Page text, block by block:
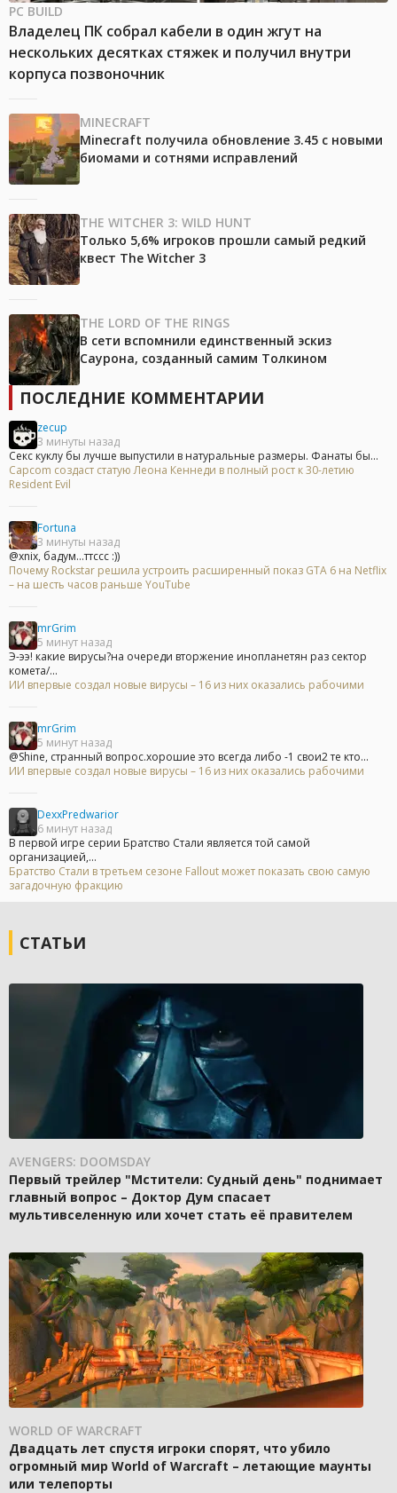
PC BUILD
Владелец ПК собрал кабели в один жгут на
нескольких десятках стяжек и получил внутри
корпуса позвоночник
MINECRAFT
Minecraft получила обновление 3.45 с новыми
биомами и сотнями исправлений
THE WITCHER 3: WILD HUNT
Только 5,6% игроков прошли самый редкий
квест The Witcher 3
THE LORD OF THE RINGS
В сети вспомнили единственный эскиз
Саурона, созданный самим Толкином
ПОСЛЕДНИЕ КОММЕНТАРИИ
zecup
3 минуты назад
Секс куклу бы лучше выпустили в натуральные размеры. Фанаты бы...
Capcom создаст статую Леона Кеннеди в полный рост к 30-летию
Resident Evil
Fortuna
3 минуты назад
@xnix, бадум...ттссс :))
Почему Rockstar решила устроить расширенный показ GTA 6 на Netflix
– на шесть часов раньше YouTube
mrGrim
5 минут назад
Э-ээ! какие вирусы?на очереди вторжение инопланетян раз сектор
комета/...
ИИ впервые создал новые вирусы – 16 из них оказались рабочими
mrGrim
5 минут назад
@Shine, странный вопрос.хорошие это всегда либо -1 свои2 те кто...
ИИ впервые создал новые вирусы – 16 из них оказались рабочими
DexxPredwarior
6 минут назад
В первой игре серии Братство Стали является той самой
организацией,...
Братство Стали в третьем сезоне Fallout может показать свою самую
загадочную фракцию
СТАТЬИ
AVENGERS: DOOMSDAY
Первый трейлер "Мстители: Судный день" поднимает
главный вопрос – Доктор Дум спасает
мультивселенную или хочет стать её правителем
WORLD OF WARCRAFT
Двадцать лет спустя игроки спорят, что убило
огромный мир World of Warcraft – летающие маунты
или телепорты